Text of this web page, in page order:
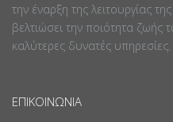
την έναρξη της λειτουργίας
βελτιώσει την ποιότητα
καλύτερες δυνατές υπηρεσίες.
ΕΠΙΚΟΙΝΩΝΊΑ